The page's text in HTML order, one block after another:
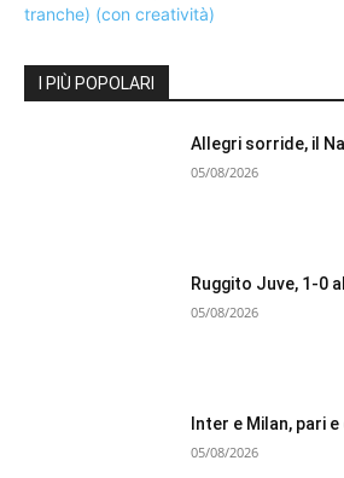
I PIÙ POPOLARI
Allegri sorride, il
05/08/2026
Ruggito Juve, 1-0
05/08/2026
Inter e Milan, pari
05/08/2026